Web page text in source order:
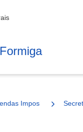
Impositivas